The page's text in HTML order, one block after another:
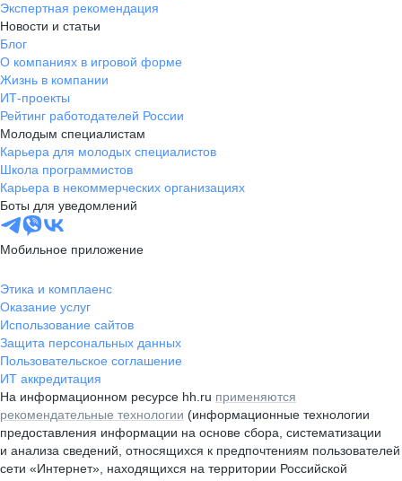
Экспертная рекомендация
Новости и статьи
Блог
О компаниях в игровой форме
Жизнь в компании
ИТ-проекты
Рейтинг работодателей России
Молодым специалистам
Карьера для молодых специалистов
Школа программистов
Карьера в некоммерческих организациях
Боты для уведомлений
Мобильное приложение
Этика и комплаенс
Оказание услуг
Использование сайтов
Защита персональных данных
Пользовательское соглашение
ИТ аккредитация
На информационном ресурсе hh.ru применяются
рекомендательные технологии (информационные технологии
предоставления информации на основе сбора, систематизации
и анализа сведений, относящихся к предпочтениям пользователей
сети «Интернет», находящихся на территории Российской